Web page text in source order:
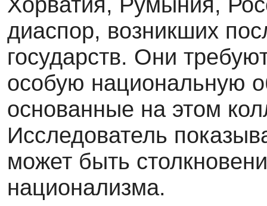
диаспор, возникших
го­сударств. Они
особую национальную
основанные на этом
Исследователь
может быть
национализма.